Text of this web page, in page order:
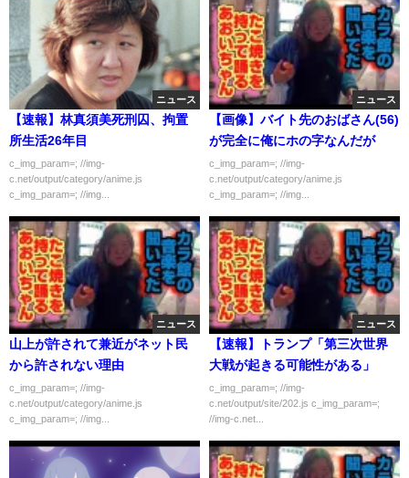
ニュース
【速報】林真須美死刑囚、拘置
所生活26年目
c_img_param=; //img-
c.net/output/category/anime.js
c_img_param=; //img...
ニュース
【画像】バイト先のおばさん(56)
が完全に俺にホの字なんだが
c_img_param=; //img-
c.net/output/category/anime.js
c_img_param=; //img...
ニュース
山上が許されて兼近がネット民
から許されない理由
c_img_param=; //img-
c.net/output/category/anime.js
c_img_param=; //img...
ニュース
【速報】トランプ「第三次世界
大戦が起きる可能性がある」
c_img_param=; //img-
c.net/output/site/202.js c_img_param=;
//img-c.net...